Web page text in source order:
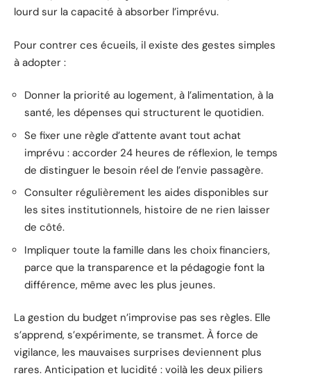
lourd sur la capacité à absorber l’imprévu.
Pour contrer ces écueils, il existe des gestes simples
à adopter :
Donner la priorité au logement, à l’alimentation, à la
santé, les dépenses qui structurent le quotidien.
Se fixer une règle d’attente avant tout achat
imprévu : accorder 24 heures de réflexion, le temps
de distinguer le besoin réel de l’envie passagère.
Consulter régulièrement les aides disponibles sur
les sites institutionnels, histoire de ne rien laisser
de côté.
Impliquer toute la famille dans les choix financiers,
parce que la transparence et la pédagogie font la
différence, même avec les plus jeunes.
La gestion du budget n’improvise pas ses règles. Elle
s’apprend, s’expérimente, se transmet. À force de
vigilance, les mauvaises surprises deviennent plus
rares. Anticipation et lucidité : voilà les deux piliers